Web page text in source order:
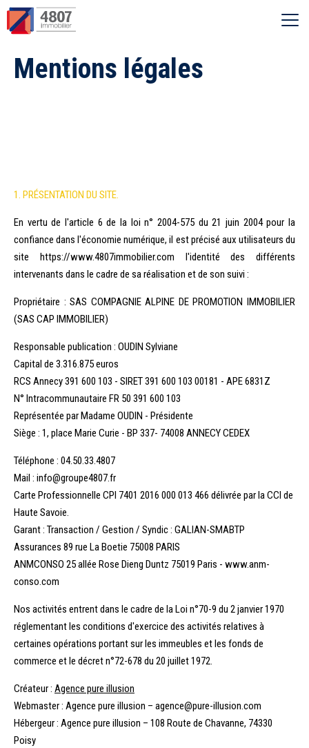
Vente
Estimer
Nos agences
Accès extranet
Ouvrir le menu
Mentions légales
1. PRÉSENTATION DU SITE.
En vertu de l'article 6 de la loi n° 2004-575 du 21 juin 2004 pour la
confiance dans l'économie numérique, il est précisé aux utilisateurs du
site https://www.4807immobilier.com l'identité des différents
intervenants dans le cadre de sa réalisation et de son suivi :
Propriétaire : SAS COMPAGNIE ALPINE DE PROMOTION IMMOBILIER
(SAS CAP IMMOBILIER)
Responsable publication : OUDIN Sylviane
Capital de 3.316.875 euros
RCS Annecy 391 600 103 - SIRET 391 600 103 00181 - APE 6831Z
N° Intracommunautaire FR 50 391 600 103
Représentée par Madame OUDIN - Présidente
Siège : 1, place Marie Curie - BP 337- 74008 ANNECY CEDEX
Téléphone : 04.50.33.4807
Mail : info@groupe4807.fr
Carte Professionnelle CPI 7401 2016 000 013 466 délivrée par la CCI de
Haute Savoie.
Garant : Transaction / Gestion / Syndic : GALIAN-SMABTP
Assurances 89 rue La Boetie 75008 PARIS
ANMCONSO 25 allée Rose Dieng Duntz 75019 Paris - www.anm-
conso.com
Nos activités entrent dans le cadre de la Loi n°70-9 du 2 janvier 1970
réglementant les conditions d'exercice des activités relatives à
certaines opérations portant sur les immeubles et les fonds de
commerce et le décret n°72-678 du 20 juillet 1972.
Créateur : Agence pure illusion
Webmaster : Agence pure illusion – agence@pure-illusion.com
Hébergeur : Agence pure illusion – 108 Route de Chavanne, 74330
Poisy